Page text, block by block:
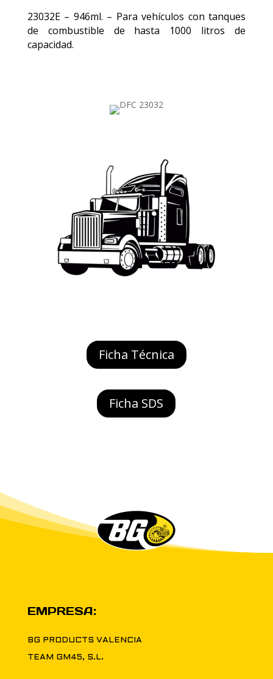
23032E – 946ml. – Para vehículos con tanques
de combustible de hasta 1000 litros de
capacidad.
Ficha Técnica
Ficha SDS
EMPRESA:
BG PRODUCTS VALENCIA
TEAM GM45, S.L.